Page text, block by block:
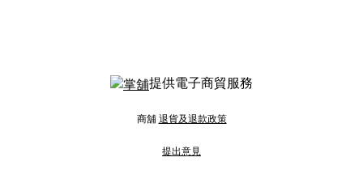
提供電子商貿服務
商舖 退貨及退款政策
提出意見